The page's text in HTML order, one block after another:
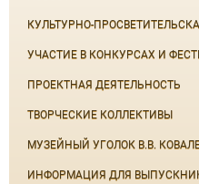
КУЛЬТУРНО-
УЧАСТИЕ В КОНКУРСАХ И
ПРОЕКТНАЯ ДЕЯТЕЛЬНОСТЬ
ТВОРЧЕСКИЕ КОЛЛЕКТИВЫ
МУЗЕЙНЫЙ УГОЛОК В.В.
ИНФОРМАЦИЯ ДЛЯ